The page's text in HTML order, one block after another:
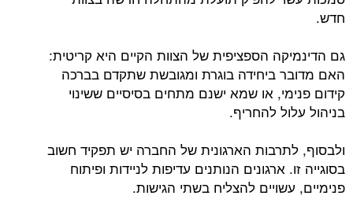
חדש.
גם הדינמיקה הספציפית של הצוות הקיים היא קריטית:
האם מדובר ביחידה בוגרת ומגובשת שתקדם בברכה
קידום פנימי, או שמא ישנם מתחים בסיסיים ששינוי
בניהול עלול להחריף.
ולבסוף, לתרבות הארגונית של החברה יש תפקיד חשוב
בסוגייה זו. ארגונים הנותנים עדיפות לניידות ופיתוח
פנימיים, עשויים להצליח בשתי הגישות.